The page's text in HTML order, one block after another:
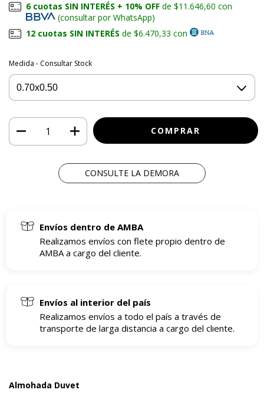
6 cuotas SIN INTERÉS + 10% OFFde $11.646,60 con
(consultar por WhatsApp)
12 cuotas SIN INTERÉS de $6.470,33 con
Medida - Consultar Stock
CONSULTE LA DEMORA
Envíos dentro de AMBA
Realizamos envíos con flete propio dentro de
AMBA a cargo del cliente.
Envíos al interior del país
Realizamos envíos a todo el país a través de
transporte de larga distancia a cargo del cliente.
Almohada Duvet